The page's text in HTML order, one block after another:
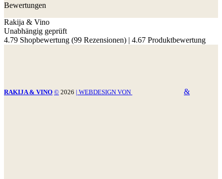
Bewertungen
Rakija & Vino
Unabhängig geprüft
4.79 Shopbewertung (99 Rezensionen) | 4.67 Produktbewertung
RAKIJA & VINO © 2026 | WEBDESIGN VON &